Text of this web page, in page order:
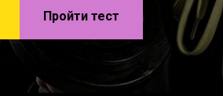
Пройти тест